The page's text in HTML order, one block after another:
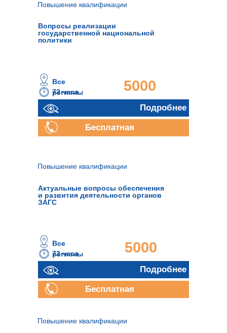
Повышение квалификации
Вопросы реализации
государственной национальной
политики
72 часа
5000
руб.
Все
регионы
Подробнее
Бесплатная
Повышение квалификации
Актуальные вопросы обеспечения
и развития деятельности органов
ЗАГС
72 часа
5000
руб.
Все
регионы
Подробнее
Бесплатная
Повышение квалификации